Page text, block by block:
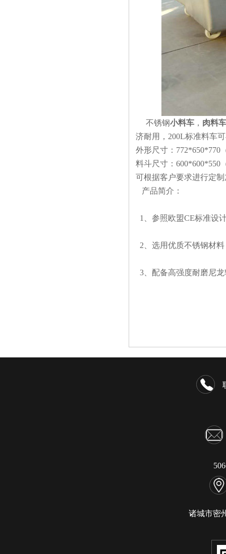
不锈钢小料车 ， 肉料
济耐用，200L标准料车
外形尺寸：772*650*770
料斗尺寸：600*600*550
可根据客户要求进行定
产品简介：
1、参照欧盟CE标准设
2、选用优质不锈钢材料
3、配备高强度耐磨尼
诸城市密